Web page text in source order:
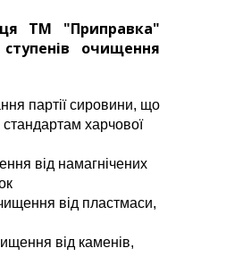
ТМ "Приправка"
очищення
партії сировини, що
стандартам харчової
від намагнічених
від пластмаси,
від каменів,